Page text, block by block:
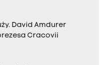
David Amdurer
Cracovii